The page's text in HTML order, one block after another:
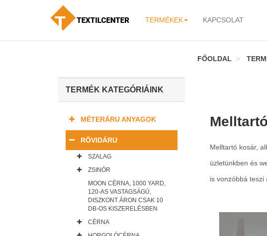
TERMÉKEK KAPCSOLAT
FŐOLDAL
Melltartó kosár,
üzletünkben és
is vonzóbbá teszi
TERMÉK KATEGÓRIÁINK
MÉTERÁRU ANYAGOK
RÖVIDÁRU
SZALAG
ZSINÓR
MOON CÉRNA, 1000 YARD,
120-AS VASTAGSÁGÚ,
DISZKONT ÁRON CSAK 10
DB-OS KISZERELÉSBEN
CÉRNA